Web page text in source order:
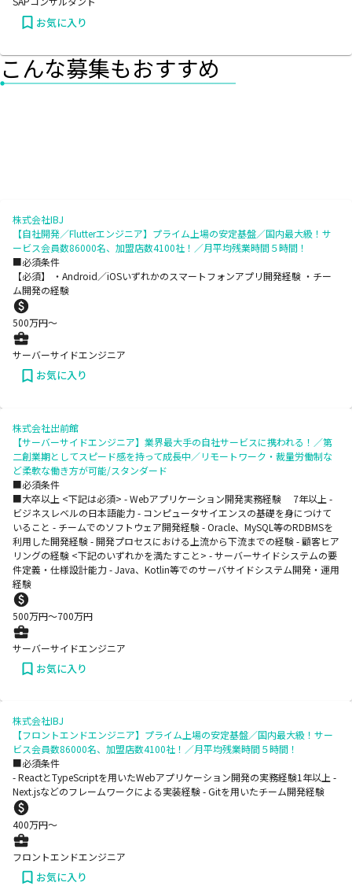
お気に入り
こんな募集もおすすめ
株式会社IBJ
【自社開発／Flutterエンジニア】プライム上場の安定基盤／国内最大級！サ
ービス会員数86000名、加盟店数4100社！／月平均残業時間５時間！
■必須条件
【必須】 ・Android／iOSいずれかのスマートフォンアプリ開発経験 ・チー
ム開発の経験
500万円〜
サーバーサイドエンジニア
お気に入り
株式会社出前館
【サーバーサイドエンジニア】業界最大手の自社サービスに携われる！／第
二創業期としてスピード感を持って成長中／リモートワーク・裁量労働制な
ど柔軟な働き方が可能/スタンダード
■必須条件
■大卒以上 <下記は必須> - Webアプリケーション開発実務経験 7年以上 -
ビジネスレベルの日本語能力 - コンピュータサイエンスの基礎を身につけて
いること - チームでのソフトウェア開発経験 - Oracle、MySQL等のRDBMSを
利用した開発経験 - 開発プロセスにおける上流から下流までの経験 - 顧客ヒア
リングの経験 <下記のいずれかを満たすこと> - サーバーサイドシステムの要
件定義・仕様設計能力 - Java、Kotlin等でのサーバサイドシステム開発・運用
経験
500万円〜700万円
サーバーサイドエンジニア
お気に入り
株式会社IBJ
【フロントエンドエンジニア】プライム上場の安定基盤／国内最大級！サー
ビス会員数86000名、加盟店数4100社！／月平均残業時間５時間！
■必須条件
- ReactとTypeScriptを用いたWebアプリケーション開発の実務経験1年以上 -
Next.jsなどのフレームワークによる実装経験 - Gitを用いたチーム開発経験
400万円〜
フロントエンドエンジニア
お気に入り